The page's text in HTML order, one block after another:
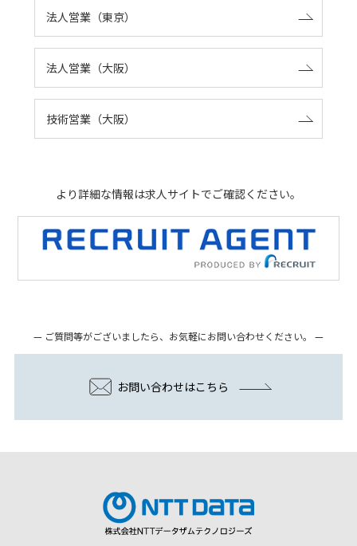
法人営業（東京）
法人営業（大阪）
技術営業（大阪）
より詳細な情報は求人サイトでご確認ください。
ご質問等がございましたら、お気軽にお問い合わせください。
お問い合わせはこちら